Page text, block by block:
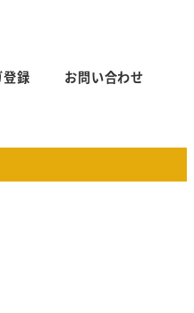
登録 お問い合わせ